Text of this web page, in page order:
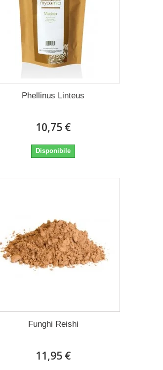
Phellinus Linteus
10,75 €
Disponibile
Funghi Reishi
11,95 €